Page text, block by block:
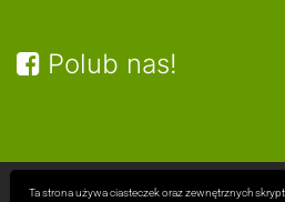
Ta strona używa ciasteczek oraz zewnętrznych
Polub nas!